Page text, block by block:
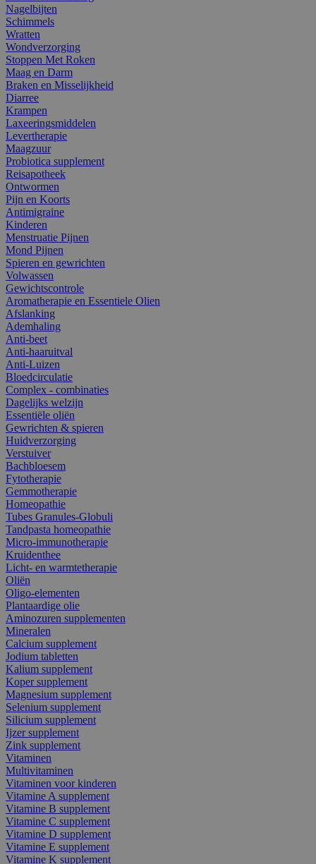
Nagelbijten
Schimmels
Wratten
Wondverzorging
Stoppen Met Roken
Maag en Darm
Braken en Misselijkheid
Diarree
Krampen
Laxeeringsmiddelen
Levertherapie
Maagzuur
Probiotica supplement
Reisapotheek
Ontwormen
Pijn en Koorts
Antimigraine
Kinderen
Menstruatie Pijnen
Mond Pijnen
Spieren en gewrichten
Volwassen
Gewichtscontrole
Aromatherapie en Essentiele Olien
Afslanking
Ademhaling
Anti-beet
Anti-haaruitval
Anti-Luizen
Bloedcirculatie
Complex - combinaties
Dagelijks welzijn
Essentiële oliën
Gewrichten & spieren
Huidverzorging
Verstuiver
Bachbloesem
Fytotherapie
Gemmotherapie
Homeopathie
Tubes Granules-Globuli
Tandpasta homeopathie
Micro-immunotherapie
Kruidenthee
Licht- en warmtetherapie
Oliën
Oligo-elementen
Plantaardige olie
Aminozuren supplementen
Mineralen
Calcium supplement
Jodium tabletten
Kalium supplement
Koper supplement
Magnesium supplement
Selenium supplement
Silicium supplement
Ijzer supplement
Zink supplement
Vitaminen
Multivitaminen
Vitaminen voor kinderen
Vitamine A supplement
Vitamine B supplement
Vitamine C supplement
Vitamine D supplement
Vitamine E supplement
Vitamine K supplement